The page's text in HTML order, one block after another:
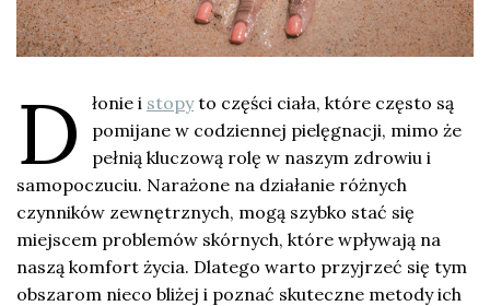
D łonie i stopyto części ciała, które często są
pomijane w codziennej pielęgnacji, mimo że
pełnią kluczową rolę w naszym zdrowiu i
samopoczuciu. Narażone na działanie różnych
czynników zewnętrznych, mogą szybko stać się
miejscem problemów skórnych, które wpływają na
naszą komfort życia. Dlatego warto przyjrzeć się tym
obszarom nieco bliżej i poznać skuteczne metody ich